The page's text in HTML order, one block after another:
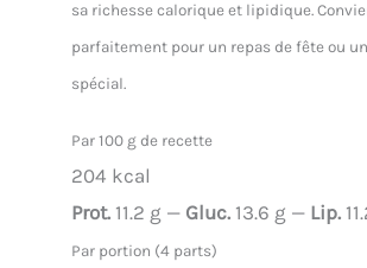
sa richesse calorique et lipidique.
parfaitement pour un repas de fête ou
spécial.
Par 100 g de recette
204 kcal
Prot. 11.2 g — Gluc. 13.6 g — Lip.
Par portion (4 parts)